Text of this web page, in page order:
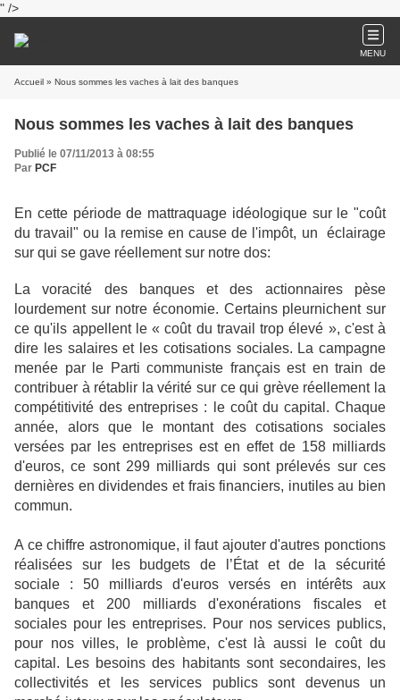
" />
MENU
Accueil » Nous sommes les vaches à lait des banques
Nous sommes les vaches à lait des banques
Publié le 07/11/2013 à 08:55
Par PCF
En cette période de mattraquage idéologique sur le "coût
du travail" ou la remise en cause de l'impôt, un éclairage
sur qui se gave réellement sur notre dos:
La voracité des banques et des actionnaires pèse
lourdement sur notre économie. Certains pleurnichent sur
ce qu'ils appellent le « coût du travail trop élevé », c'est à
dire les salaires et les cotisations sociales. La campagne
menée par le Parti communiste français est en train de
contribuer à rétablir la vérité sur ce qui grève réellement la
compétitivité des entreprises : le coût du capital. Chaque
année, alors que le montant des cotisations sociales
versées par les entreprises est en effet de 158 milliards
d'euros, ce sont 299 milliards qui sont prélevés sur ces
dernières en dividendes et frais financiers, inutiles au bien
commun.
A ce chiffre astronomique, il faut ajouter d'autres ponctions
réalisées sur les budgets de l’État et de la sécurité
sociale : 50 milliards d'euros versés en intérêts aux
banques et 200 milliards d'exonérations fiscales et
sociales pour les entreprises. Pour nos services publics,
pour nos villes, le problème, c'est là aussi le coût du
capital. Les besoins des habitants sont secondaires, les
collectivités et les services publics sont devenus un